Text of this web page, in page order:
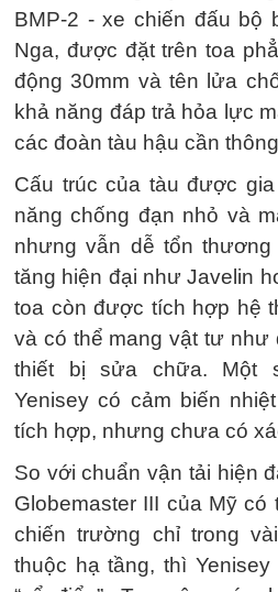
BMP-2 - xe chiến đấu bộ
Nga, được đặt trên toa
động 30mm và tên lửa
khả năng đáp trả hỏa lực
các đoàn tàu hậu cần
Cấu trúc của tàu được
năng chống đạn nhỏ và
nhưng vẫn dễ tổn
tăng hiện đại như Javelin
toa còn được tích hợp hệ
và có thể mang vật tư như
thiết bị sửa chữa. Một
Yenisey có cảm biến
tích hợp, nhưng chưa có
So với chuẩn vận tải hiện
Globemaster III của Mỹ
chiến trường chỉ trong
thuộc hạ tầng, thì